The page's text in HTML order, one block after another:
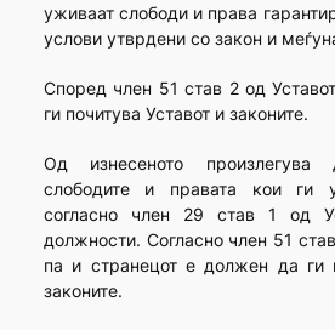
уживаат слободи и права
услови утврдени со закон и
Според член 51 став 2 од
ги почитува Уставот и законите.
Од изнесеното
слободите и правата кои ги
согласно член 29 став 1 од
должности. Согласно член 51
па и странецот е должен да ги
законите.